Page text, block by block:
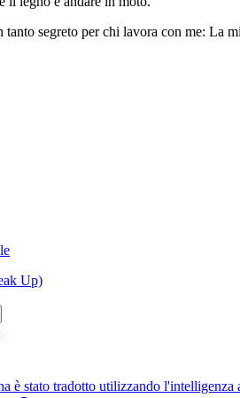
tanto segreto per chi lavora con me: La
Up)
è stato tradotto utilizzando l'intelligenza